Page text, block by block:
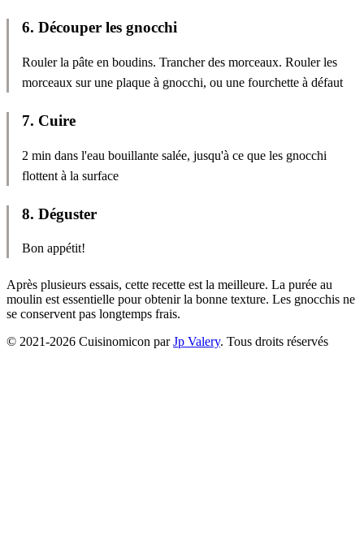
6. Découper les gnocchi
Rouler la pâte en boudins. Trancher des morceaux. Rouler les
morceaux sur une plaque à gnocchi, ou une fourchette à défaut
7. Cuire
2 min dans l'eau bouillante salée, jusqu'à ce que les gnocchi
flottent à la surface
8. Déguster
Bon appétit!
Après plusieurs essais, cette recette est la meilleure. La purée au
moulin est essentielle pour obtenir la bonne texture. Les gnocchis ne
se conservent pas longtemps frais.
© 2021-2026 Cuisinomicon par Jp Valery. Tous droits réservés